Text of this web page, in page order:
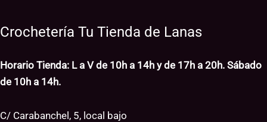
Crochetería Tu Tienda de Lanas
Horario Tienda: L a V de 10h a 14h y de 17h a 20h. Sábado
de 10h a 14h.
C/ Carabanchel, 5, local bajo